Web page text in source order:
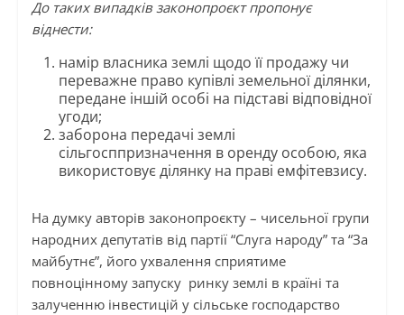
До таких випадків законопроєкт пропонує
віднести:
намір власника землі щодо її продажу чи
переважне право купівлі земельної ділянки,
передане іншій особі на підставі відповідної
угоди;
заборона передачі землі
сільгосппризначення в оренду особою, яка
використовує ділянку на праві емфітевзису.
На думку авторів законопроєкту – чисельної групи
народних депутатів від партії “Слуга народу” та “За
майбутнє”, його ухвалення сприятиме
повноцінному запуску ринку землі в країні та
залученню інвестицій у сільське господарство